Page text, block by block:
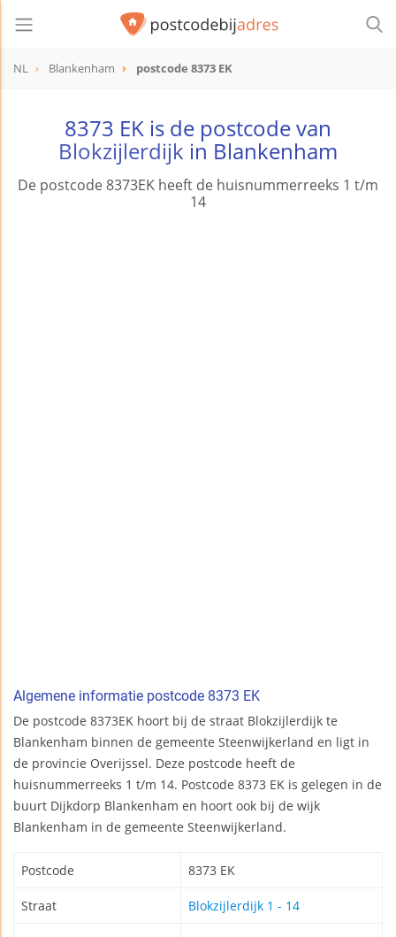
NL Blankenham postcode 8373 EK
8373 EK is de postcode van
Blokzijlerdijk in Blankenham
De postcode 8373EK heeft de huisnummerreeks 1 t/m
14
Algemene informatie postcode 8373 EK
De postcode 8373EK hoort bij de straat Blokzijlerdijk te
Blankenham binnen de gemeente Steenwijkerland en ligt in
de provincie Overijssel. Deze postcode heeft de
huisnummerreeks 1 t/m 14. Postcode 8373 EK is gelegen in de
buurt Dijkdorp Blankenham en hoort ook bij de wijk
Blankenham in de gemeente Steenwijkerland.
Postcode 8373 EK
Straat Blokzijlerdijk 1 - 14